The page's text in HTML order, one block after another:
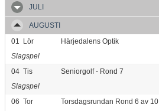
JULI
AUGUSTI
01
Lör
Härjedalens Optik
Slagspel
04 Tis
Seniorgolf - Rond 7
Slagspel
06 Tor
Torsdagsrundan Rond 6 av 10